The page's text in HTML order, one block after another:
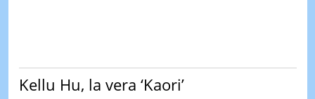
Kellu Hu, la vera ‘Kaori’